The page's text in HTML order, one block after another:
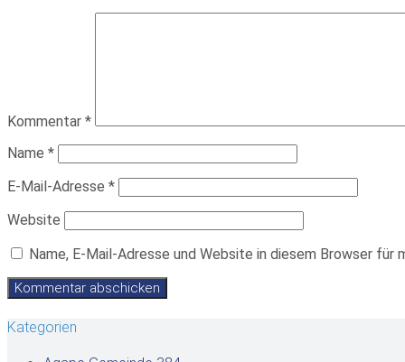
Kommentar *
Name *
E-Mail-Adresse *
Website
Name, E-Mail-Adresse und Website in diesem Browser für
Kategorien